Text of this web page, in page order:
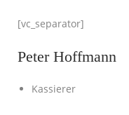
[vc_separator]
Peter Hoffmann
Kassierer